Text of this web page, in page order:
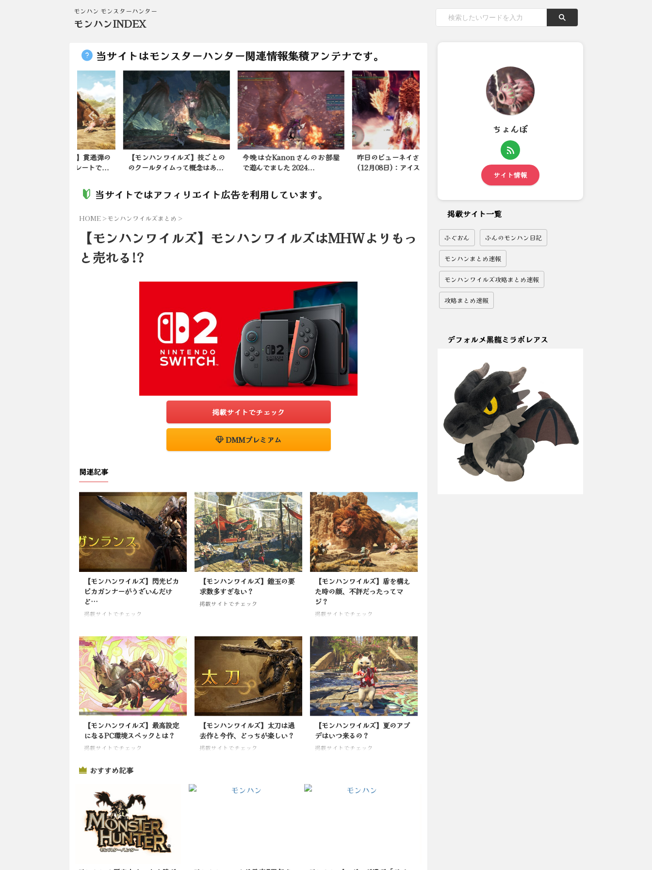
モンハン モンスターハンター
モンハンINDEX
当サイトはモンスターハンター関連情報集積アンテナです。
【モンハンワイルズ】技ごとの
のクールタイムって概念はあ...
今晩は☆Kanonさんのお部屋
で遊んでました 2024...
昨日のビューネイさん部屋情報
(12月08日)：アイスボ...
アイスボーン重ね着シリーズ
193：アイスボーン
当サイトではアフィリエイト広告を利用しています。
HOME >モンハンワイルズまとめ >
【モンハンワイルズ】モンハンワイルズはMHWよりもっ
と売れる!?
掲載サイトでチェック
DMMプレミアム
関連記事
【モンハンワイルズ】閃光ピカ
ピカガンナーがうざいんだけ
ど…
掲載サイトでチェック
【モンハンワイルズ】鎧玉の要
求数多すぎない？
掲載サイトでチェック
【モンハンワイルズ】盾を構え
た時の顔、不評だったってマ
ジ？
掲載サイトでチェック
【モンハンワイルズ】最高設定
になるPC環境スペックとは？
掲載サイトでチェック
【モンハンワイルズ】太刀は過
去作と今作、どっちが楽しい？
掲載サイトでチェック
【モンハンワイルズ】夏のアプ
デはいつ来るの？
掲載サイトでチェック
おすすめ記事
ちょんぼ
サイト情報
掲載サイト一覧
ふぐおん ふんのモンハン日記
モンハンまとめ速報
モンハンワイルズ攻略まとめ速報
攻略まとめ速報
デフォルメ黒龍ミラボレアス